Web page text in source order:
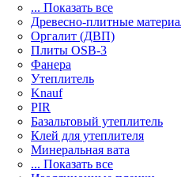
... Показать все
Древесно-плитные
Оргалит (ДВП)
Плиты OSB-3
Фанера
Утеплитель
Knauf
PIR
Базальтовый утеплитель
Клей для утеплителя
Минеральная вата
... Показать все